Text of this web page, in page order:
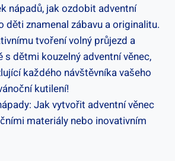
nápadů, jak ozdobit adventní
děti znamenal zábavu a originalitu.
tvoření volný průjezd a
dětmi kouzelný adventní věnec,
každého návštěvníka vašeho
kutilení!